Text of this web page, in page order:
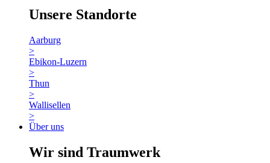
Unsere Standorte
Aarburg
>
Ebikon-Luzern
>
Thun
>
Wallisellen
>
Über uns
Wir sind Traumwerk